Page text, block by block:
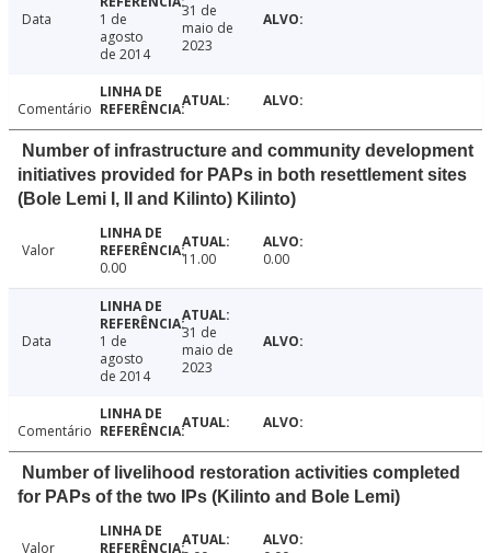
Data
1 de
agosto
de 2014
31 de
maio de
2023
Comentário
Number of infrastructure and community development
initiatives provided for PAPs in both resettlement sites
(Bole Lemi I, II and Kilinto) Kilinto)
Valor
0.00
11.00 0.00
Data
1 de
agosto
de 2014
31 de
maio de
2023
Comentário
Number of livelihood restoration activities completed
for PAPs of the two IPs (Kilinto and Bole Lemi)
Valor